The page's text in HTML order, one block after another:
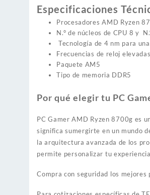
Especificaciones
Procesadores AMD Ryzen
N.° de núcleos de CPU 8 y
Tecnología de 4 nm para
Frecuencias de reloj
Paquete AM5
Tipo de memoria DDR5
Por qué elegir tu PC
PC Gamer AMD Ryzen 8700g es
significa sumergirte en un mundo
la arquitectura avanzada de los
permite personalizar tu
Compra con seguridad los mejores